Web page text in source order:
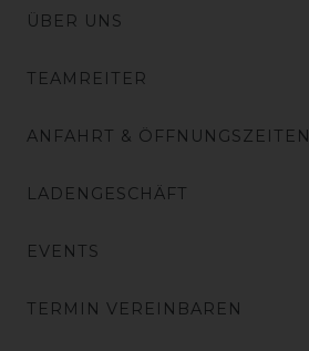
ÜBER UNS
TEAMREITER
ANFAHRT & ÖFFNUNGSZEITEN
LADENGESCHÄFT
EVENTS
TERMIN VEREINBAREN